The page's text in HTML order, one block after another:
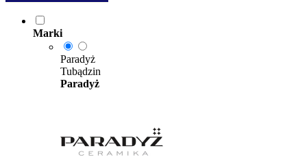
Marki
Paradyż
Tubądzin
Paradyż